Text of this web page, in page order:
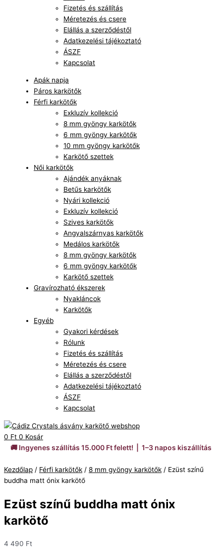
Fizetés és szállítás
Méretezés és csere
Elállás a szerződéstől
Adatkezelési tájékoztató
ÁSZF
Kapcsolat
Apák napja
Páros karkötők
Férfi karkötők
Exkluzív kollekció
8 mm gyöngy karkötők
6 mm gyöngy karkötők
10 mm gyöngy karkötők
Karkötő szettek
Női karkötők
Ajándék anyáknak
Betűs karkötők
Nyári kollekció
Exkluzív kollekció
Szives karkötők
Angyalszárnyas karkötők
Medálos karkötők
8 mm gyöngy karkötők
6 mm gyöngy karkötők
Karkötő szettek
Gravírozható ékszerek
Nyakláncok
Karkötők
Egyéb
Gyakori kérdések
Rólunk
Fizetés és szállítás
Méretezés és csere
Elállás a szerződéstől
Adatkezelési tájékoztató
ÁSZF
Kapcsolat
0 Ft 0 Kosár
🚚 Ingyenes szállítás 15.000 Ft felett! | 1–3 napos kiszállítás
Kezdőlap / Férfi karkötők / 8 mm gyöngy karkötők / Ezüst színű
buddha matt ónix karkötő
Ezüst színű buddha matt ónix
karkötő
4 490 Ft